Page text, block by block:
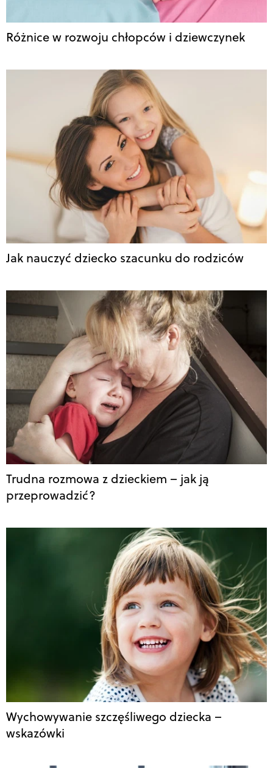
Różnice w rozwoju chłopców i dziewczynek
Jak nauczyć dziecko szacunku do rodziców
Trudna rozmowa z dzieckiem – jak ją
przeprowadzić?
Wychowywanie szczęśliwego dziecka –
wskazówki